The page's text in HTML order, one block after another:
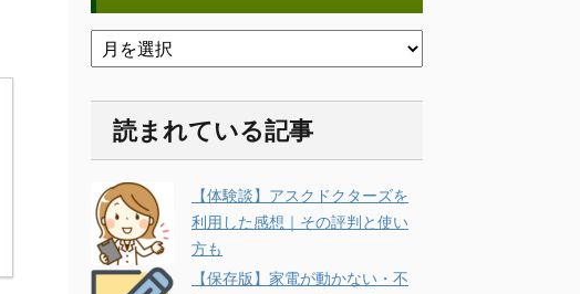
読まれている記事
【体験談】アスクドクターズを
利用した感想｜その評判と使い
方も
【保存版】家電が動かない・不